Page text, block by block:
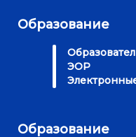
Образование
ЭОР
Образование